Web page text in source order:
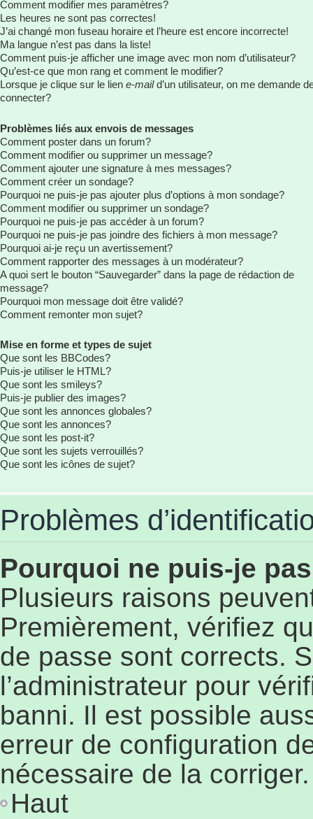
Comment modifier mes paramètres?
Les heures ne sont pas correctes!
J’ai changé mon fuseau horaire et l’heure est encore incorrecte!
Ma langue n’est pas dans la liste!
Comment puis-je afficher une image avec mon nom d’utilisateur?
Qu’est-ce que mon rang et comment le modifier?
Lorsque je clique sur le lien e-maild’un utilisateur, on me demande
connecter?
Problèmes liés aux envois de messages
Comment poster dans un forum?
Comment modifier ou supprimer un message?
Comment ajouter une signature à mes messages?
Comment créer un sondage?
Pourquoi ne puis-je pas ajouter plus d’options à mon sondage?
Comment modifier ou supprimer un sondage?
Pourquoi ne puis-je pas accéder à un forum?
Pourquoi ne puis-je pas joindre des fichiers à mon message?
Pourquoi ai-je reçu un avertissement?
Comment rapporter des messages à un modérateur?
A quoi sert le bouton “Sauvegarder” dans la page de rédaction de
message?
Pourquoi mon message doit être validé?
Comment remonter mon sujet?
Mise en forme et types de sujet
Que sont les BBCodes?
Puis-je utiliser le HTML?
Que sont les smileys?
Puis-je publier des images?
Que sont les annonces globales?
Que sont les annonces?
Que sont les post-it?
Que sont les sujets verrouillés?
Que sont les icônes de sujet?
Problèmes
Pourquoi ne puis-je
Plusieurs raisons
Premièrement, vérifiez
de passe sont corrects.
l’administrateur pour
banni. Il est possible
erreur de configuration
nécessaire de la corriger.
Haut